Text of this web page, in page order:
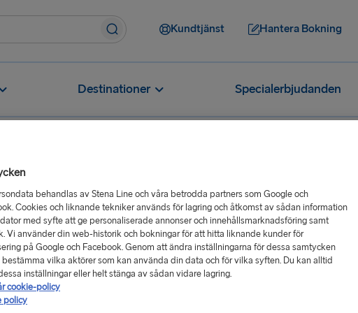
Kundtjänst Hantera Bokning
Destinationer Specialerbjudanden
har ni på fartygen?
ni på
njuta av en god måltid,
butik, vila i våra ensuite-
behandlas av Stena Line och våra betrodda partners som Google och
Cookies och liknande tekniker används för lagring och åtkomst av sådan information
med syfte att ge personaliserade annonser och innehållsmarknadsföring samt
Vi använder din web-historik och bokningar för att hitta liknande kunder för
på Google och Facebook. Genom att ändra inställningarna för dessa samtycken
bestämma vilka aktörer som kan använda din data och för vilka syften. Du kan alltid
inställningar eller helt stänga av sådan vidare lagring.
cookie-policy
policy